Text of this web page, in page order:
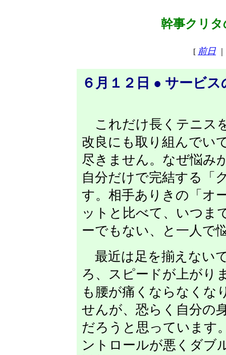
幹事クリタ
[ 前日
６月１２日 ● サービ
これだけ長くテニス
改良にも取り組んでい
尽きません。なぜ悩み
自分だけで完結する「
す。相手ありきの「オ
ットと比べて、いつま
ーでもない、と一人で
最近は足を揃えない
ろ、スピードが上がり
も腰が痛くならなくな
せんが、恐らく自分の
だろうと思っています
ントロールが悪くダブ